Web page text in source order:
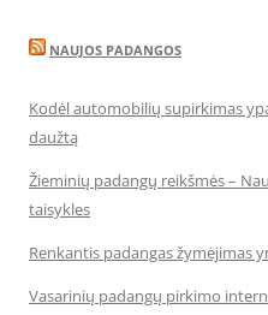
NAUJOS PADANGOS
Kodėl automobilių supirkimas
daužtą
Žieminių padangų reikšmės –
taisykles
Renkantis padangas žymėjimas
Vasarinių padangų pirkimo